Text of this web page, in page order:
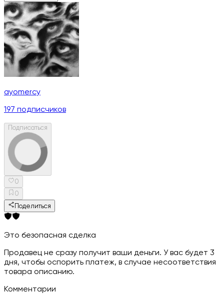
ayomercy
197 подписчиков
Подписаться
0
0
Поделиться
Это безопасная сделка
Продавец не сразу получит ваши деньги. У вас будет 3
дня, чтобы оспорить платеж, в случае несоответствия
товара описанию.
Комментарии